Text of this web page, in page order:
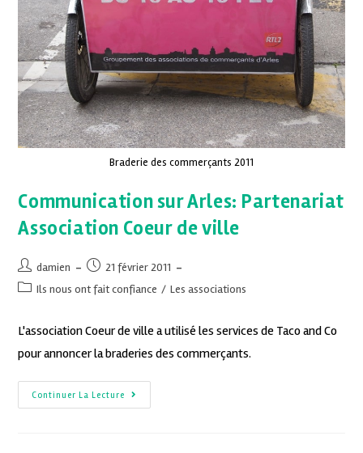
Braderie des commerçants 2011
Communication sur Arles: Partenariat
Association Coeur de ville
damien
21 février 2011
Ils nous ont fait confiance / Les associations
L'association Coeur de ville a utilisé les services de Taco and Co
pour annoncer la braderies des commerçants.
Continuer La Lecture